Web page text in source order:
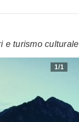
e turismo culturale
1/1